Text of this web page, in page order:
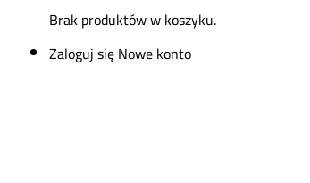
Brak produktów w koszyku.
Zaloguj sięNowe konto